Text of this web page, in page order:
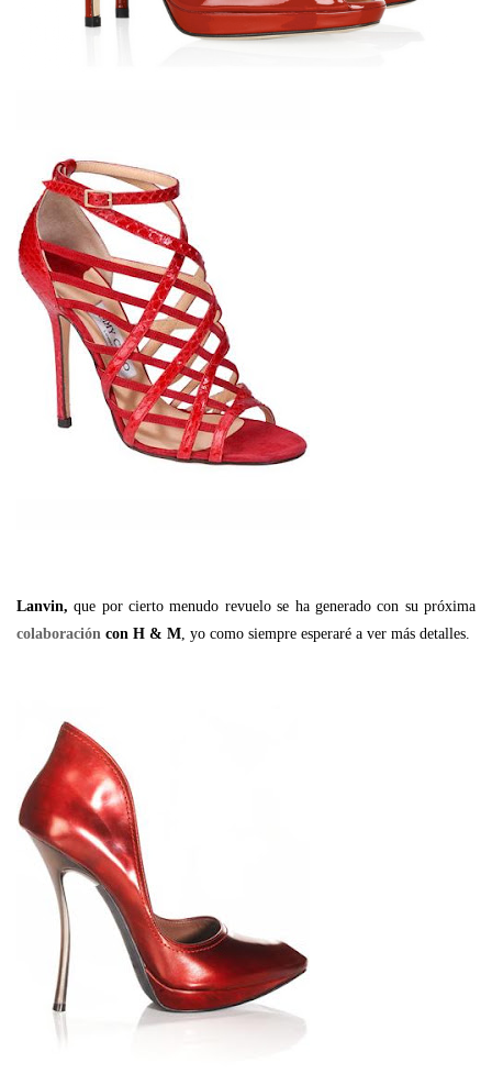
Lanvin, que por cierto menudo revuelo se ha generado con su próxima
colaboración con H & M , yo como siempre esperaré a ver más detalles.